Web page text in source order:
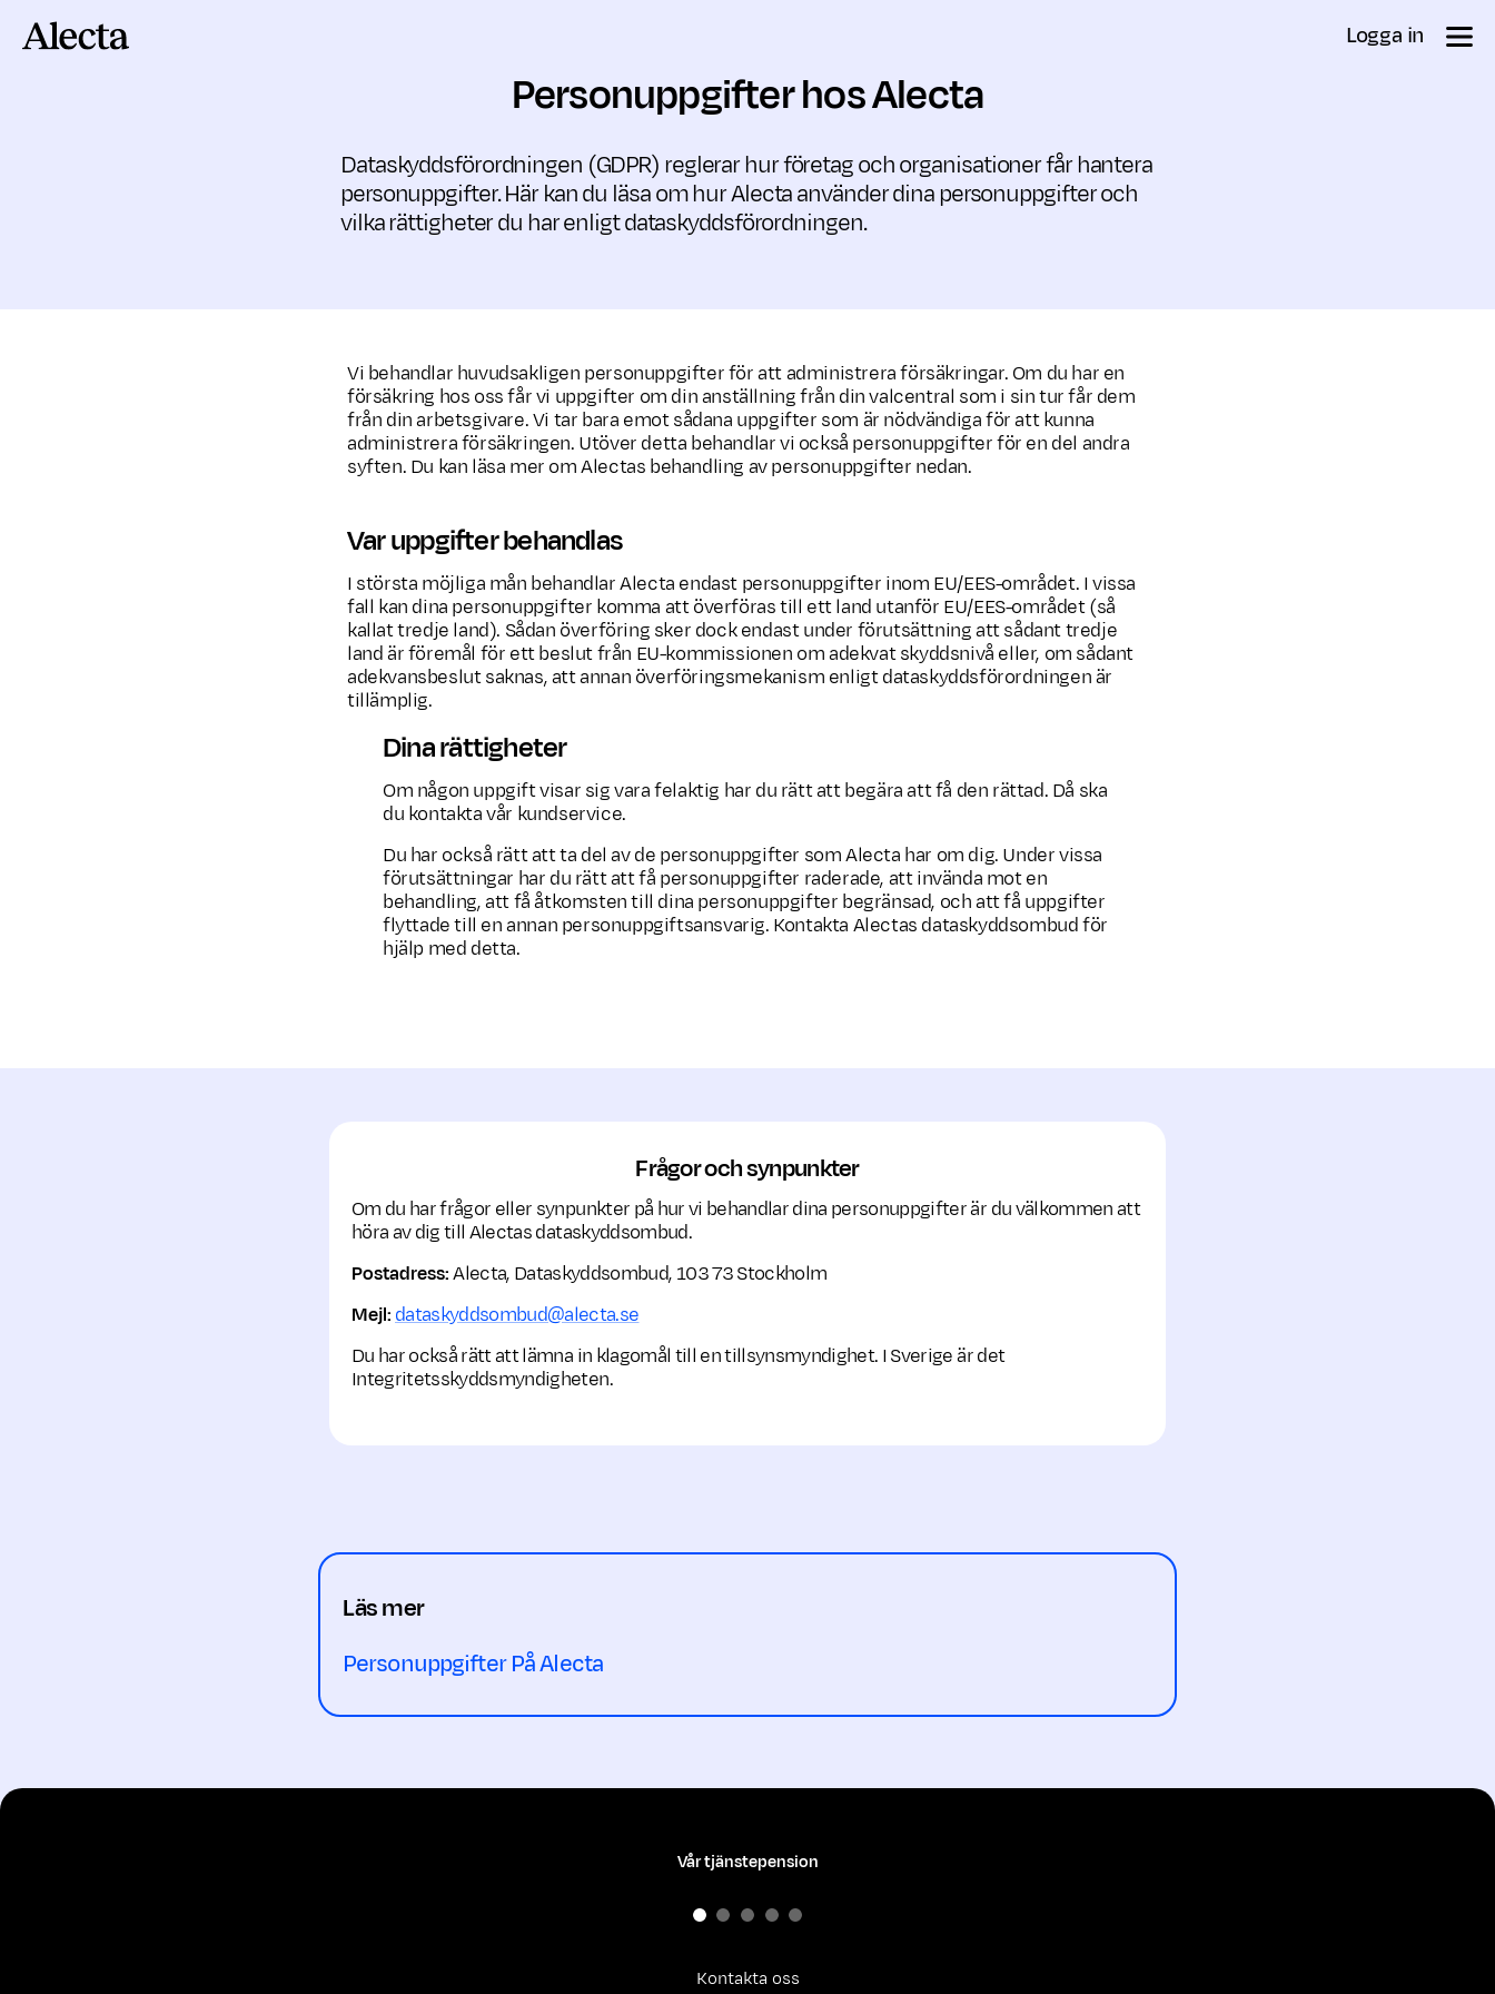
Logga in
Personuppgifter hos Alecta
Dataskyddsförordningen (GDPR) reglerar hur företag och organisationer får hantera
personuppgifter. Här kan du läsa om hur Alecta använder dina personuppgifter och
vilka rättigheter du har enligt dataskyddsförordningen.
Vi behandlar huvudsakligen personuppgifter för att administrera försäkringar. Om du har en
försäkring hos oss får vi uppgifter om din anställning från din valcentral som i sin tur får dem
från din arbetsgivare. Vi tar bara emot sådana uppgifter som är nödvändiga för att kunna
administrera försäkringen. Utöver detta behandlar vi också personuppgifter för en del andra
syften. Du kan läsa mer om Alectas behandling av personuppgifter nedan.
Var uppgifter behandlas
I största möjliga mån behandlar Alecta endast personuppgifter inom EU/EES-området. I vissa
fall kan dina personuppgifter komma att överföras till ett land utanför EU/EES-området (så
kallat tredje land). Sådan överföring sker dock endast under förutsättning att sådant tredje
land är föremål för ett beslut från EU-kommissionen om adekvat skyddsnivå eller, om sådant
adekvansbeslut saknas, att annan överföringsmekanism enligt dataskyddsförordningen är
tillämplig.
Dina rättigheter
Om någon uppgift visar sig vara felaktig har du rätt att begära att få den rättad. Då ska
du kontakta vår kundservice.
Du har också rätt att ta del av de personuppgifter som Alecta har om dig. Under vissa
förutsättningar har du rätt att få personuppgifter raderade, att invända mot en
behandling, att få åtkomsten till dina personuppgifter begränsad, och att få uppgifter
flyttade till en annan personuppgiftsansvarig. Kontakta Alectas dataskyddsombud för
hjälp med detta.
Frågor och synpunkter
Om du har frågor eller synpunkter på hur vi behandlar dina personuppgifter är du välkommen att
höra av dig till Alectas dataskyddsombud.
Postadress:Alecta, Dataskyddsombud, 103 73 Stockholm
Mejl:dataskyddsombud@alecta.se
Du har också rätt att lämna in klagomål till en tillsynsmyndighet. I Sverige är det
Integritetsskyddsmyndigheten.
Läs mer
Personuppgifter På Alecta
Kontakta oss
Vår tjänstepension